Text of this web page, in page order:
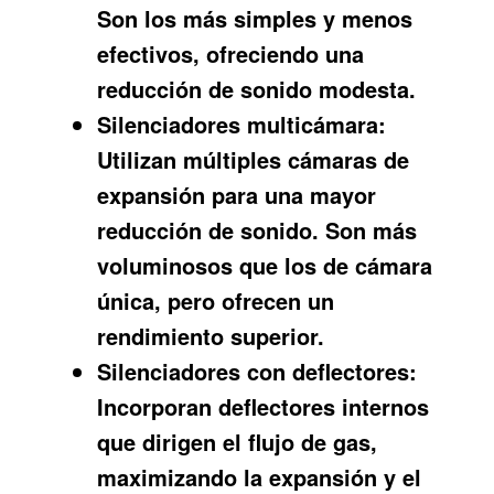
Son los más simples y menos
efectivos, ofreciendo una
reducción de sonido modesta.
Silenciadores multicámara:
Utilizan múltiples cámaras de
expansión para una mayor
reducción de sonido. Son más
voluminosos que los de cámara
única, pero ofrecen un
rendimiento superior.
Silenciadores con deflectores:
Incorporan deflectores internos
que dirigen el flujo de gas,
maximizando la expansión y el